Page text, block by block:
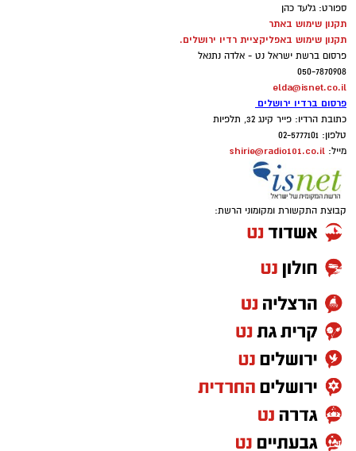
ספורט: גלעד כהן
תקנון שימוש באתר
תקנון שימוש באפליקציית רדיו ירושלים.
פרסום ברשת ישראל נט - אלדה נתנאל
050-7870908
elda@isnet.co.il
פרסום ברדיו ירושלים
כתובת הרדיו: פייר קינג 32, תלפיות
טלפון: 02-5777101
מייל: shirie@radio101.co.il
קבוצת התקשורת ומקומוני הרשת: